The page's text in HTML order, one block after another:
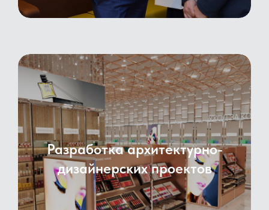
Разработка архитектурно-
дизайнерских проектов